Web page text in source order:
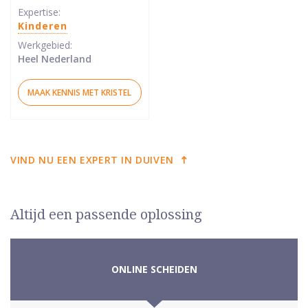
Expertise:
Kinderen
Werkgebied:
Heel Nederland
MAAK KENNIS MET KRISTEL
VIND NU EEN EXPERT IN DUIVEN
Altijd een passende oplossing
ONLINE SCHEIDEN